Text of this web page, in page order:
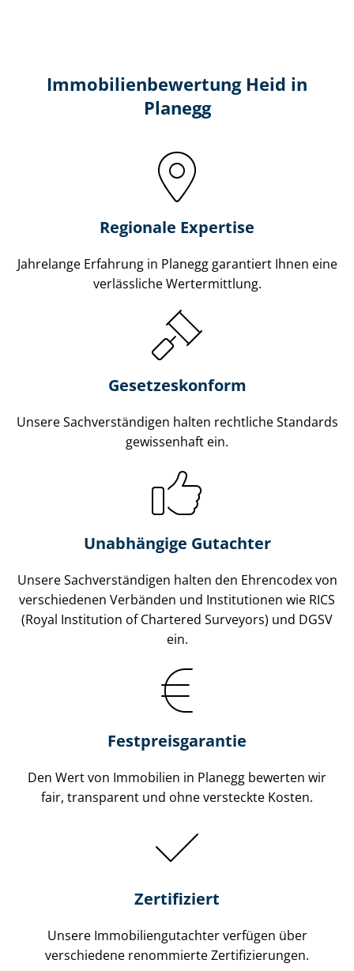
Immobilien­bewertung Heid in
Planegg
Regionale Expertise
Jahrelange Erfahrung in Planegg garantiert Ihnen eine
verlässliche Wertermittlung.
Gesetzes­konform
Unsere Sach­ver­stän­di­gen halten rechtliche Standards
gewissenhaft ein.
Unabhängige Gutachter
Unsere Sach­ver­stän­di­gen halten den Ehrencodex von
verschiedenen Verbänden und Institutionen wie RICS
(Royal Institution of Chartered Surveyors) und DGSV
ein.
Festpreis​garantie
Den Wert von Immobilien in Planegg bewerten wir
fair, transparent und ohne versteckte Kosten.
Zertifiziert
Unsere Immobilien­gutachter verfügen über
verschiedene renommierte Zer­ti­fi­zie­run­gen.